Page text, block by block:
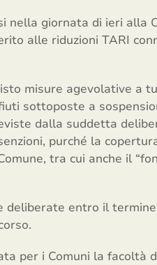
nella giornata di ieri alla
alle riduzioni TARI
misure agevolative a
sottoposte a
dalla suddetta
purché la
tra cui anche il
deliberate entro il
per i Comuni la facoltà